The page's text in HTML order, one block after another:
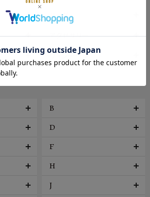
バッグ
アクセサリー
ヴィンテージ
B
D
F
H
J